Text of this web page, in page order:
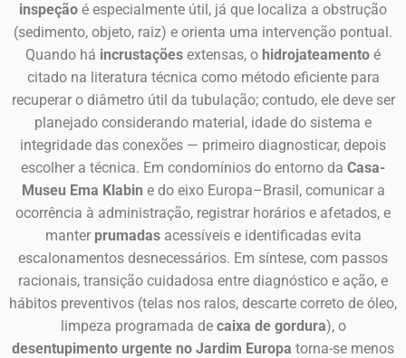
inspeção é especialmente útil, já que localiza a obstrução
(sedimento, objeto, raiz) e orienta uma intervenção pontual.
Quando há incrustações extensas, o hidrojateamento é
citado na literatura técnica como método eficiente para
recuperar o diâmetro útil da tubulação; contudo, ele deve ser
planejado considerando material, idade do sistema e
integridade das conexões — primeiro diagnosticar, depois
escolher a técnica. Em condomínios do entorno da Casa-
Museu Ema Klabin e do eixo Europa–Brasil, comunicar a
ocorrência à administração, registrar horários e afetados, e
manter prumadasacessíveis e identificadas evita
escalonamentos desnecessários. Em síntese, com passos
racionais, transição cuidadosa entre diagnóstico e ação, e
hábitos preventivos (telas nos ralos, descarte correto de óleo,
limpeza programada de caixa de gordura), o
desentupimento urgente no Jardim Europa torna-se menos